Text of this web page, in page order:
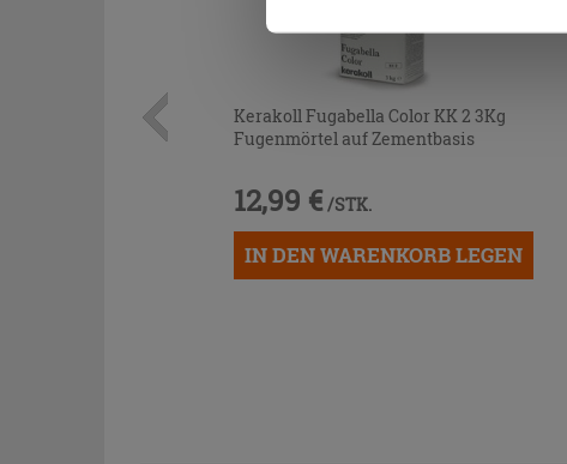
Kerakoll Fugabella Color KK 2 3Kg
Fugenmörtel auf Zementbasis
12,99 € /STK.
IN DEN WARENKORB LEGEN